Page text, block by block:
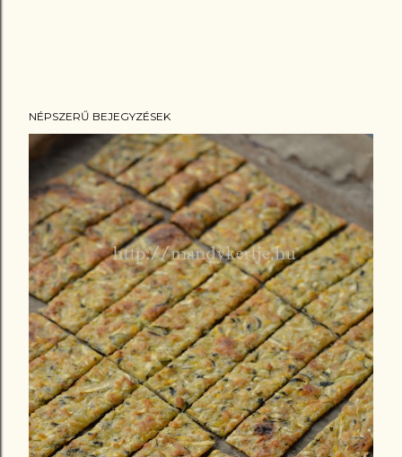
NÉPSZERŰ BEJEGYZÉSEK